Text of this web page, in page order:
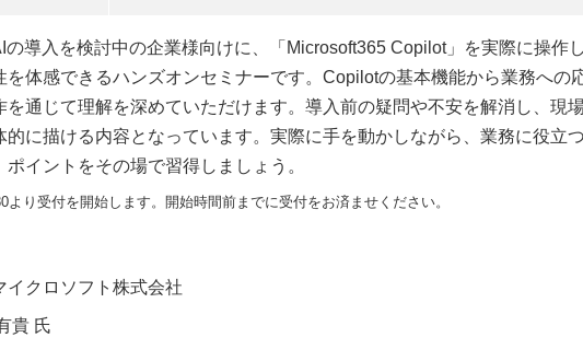
の導入を検討中の企業様向けに、「Microsoft365 Copilot」を実際に操作
を体感できるハンズオンセミナーです。Copilotの基本機能から業務への
を通じて理解を深めていただけます。導入前の疑問や不安を解消し、現
的に描ける内容となっています。実際に手を動かしながら、業務に役立
ポイントをその場で習得しましょう。
より受付を開始します。開始時間前までに受付をお済ませください。
イクロソフト株式会社
貴 氏